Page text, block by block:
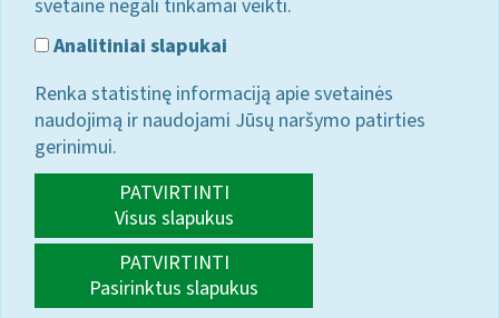
svetainė negali tinkamai veikti.
Analitiniai slapukai
Renka statistinę informaciją apie svetainės
naudojimą ir naudojami Jūsų naršymo patirties
gerinimui.
PATVIRTINTI
Visus slapukus
PATVIRTINTI
Pasirinktus slapukus